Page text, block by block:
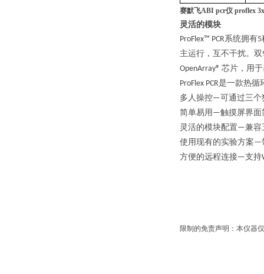
赛默飞ABI pcr仪 proflex
灵活的模块
ProFlex™ PCR系统拥有5
主运行 ，互不干扰。双
OpenArray® 芯片，用
ProFlex PCR是一款热循
多人操控—可通过三个
简单易用 —触摸屏界面
灵活的模块配置—兼容
使用现有的实验方案—
方便的远程连接—支持
限制的免责声明：本仪器